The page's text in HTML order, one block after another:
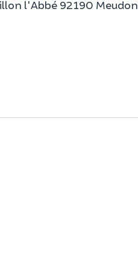
l'Abbé 92190 Meudon